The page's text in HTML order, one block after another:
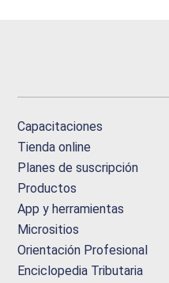
Capacitaciones
Tienda online
Planes de suscripción
Productos
App y herramientas
Micrositios
Orientación Profesional
Enciclopedia Tributaria